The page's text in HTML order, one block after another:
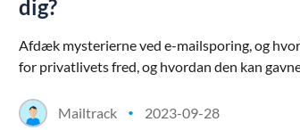
dig?
Afdæk mysterierne ved e-mailsporing, og
for privatlivets fred, og hvordan den kan
Mailtrack • 2023-09-28